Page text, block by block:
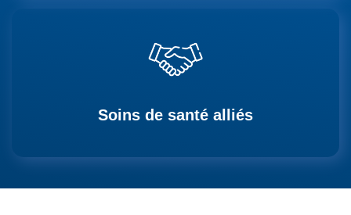
Soins de santé alliés